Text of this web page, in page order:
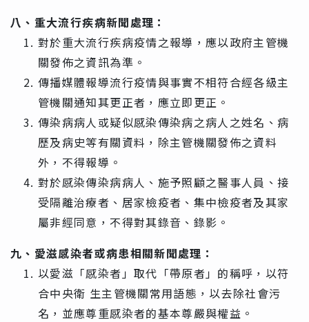
八、重大流行疾病新聞處理：
對於重大流行疾病疫情之報導，應以政府主管機
關發佈之資訊為準。
傳播媒體報導流行疫情與事實不相符合經各級主
管機關通知其更正者，應立即更正。
傳染病病人或疑似感染傳染病之病人之姓名、病
歷及病史等有關資料，除主管機關發佈之資料
外，不得報導。
對於感染傳染病病人、施予照顧之醫事人員、接
受隔離治療者、居家檢疫者、集中檢疫者及其家
屬非經同意，不得對其錄音、錄影。
九、愛滋感染者或病患相關新聞處理：
以愛滋「感染者」取代「帶原者」的稱呼，以符
合中央衛 生主管機關常用語態，以去除社會污
名，並應尊重感染者的基本尊嚴與權益。